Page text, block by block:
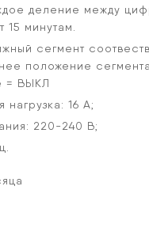
деление между
15 минутам.
сегмент
положение
= ВЫКЛ
нагрузка: 16 А;
220-240 В;